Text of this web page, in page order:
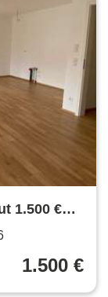
1.500 €
1.500 €